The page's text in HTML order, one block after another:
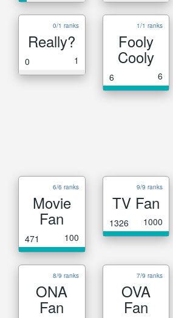
0/1 ranks
Really?
0 1
1/1 ranks
Fooly
Cooly
6 6
6/6 ranks
Movie
Fan
471 100
9/9 ranks
TV Fan
1326 1000
8/9 ranks
ONA
Fan
7/9 ranks
OVA
Fan